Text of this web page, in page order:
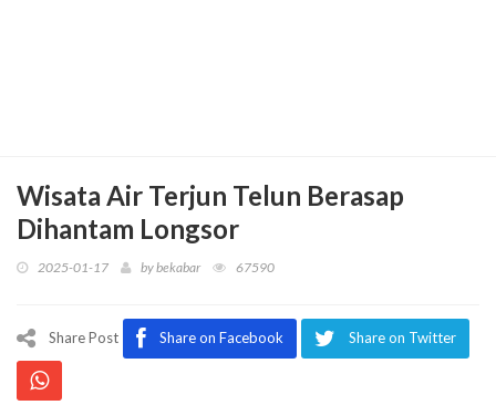
Wisata Air Terjun Telun Berasap
Dihantam Longsor
2025-01-17 bybekabar 67590
Share Post Share on Facebook Share on Twitter